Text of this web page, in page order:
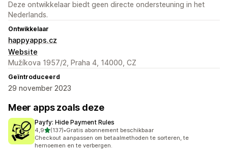
Deze ontwikkelaar biedt geen directe ondersteuning in het
Nederlands.
Ontwikkelaar
happyapps.cz
Website
Mužíkova 1957/2, Praha 4, 14000, CZ
Geïntroduceerd
29 november 2023
Meer apps zoals deze
Payfy: Hide Payment Rules
4,9van 5 sterren
(137)
137 recensies in totaal
•Gratis abonnement beschikbaar
Checkout aanpassen om betaalmethoden te sorteren, te
hernoemen en te verbergen.